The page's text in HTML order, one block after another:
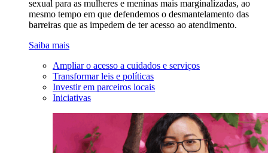
sexual para as mulheres e meninas mais marginalizadas, ao
mesmo tempo em que defendemos o desmantelamento das
barreiras que as impedem de ter acesso ao atendimento.
Saiba mais
Ampliar o acesso a cuidados e serviços
Transformar leis e políticas
Investir em parceiros locais
Iniciativas